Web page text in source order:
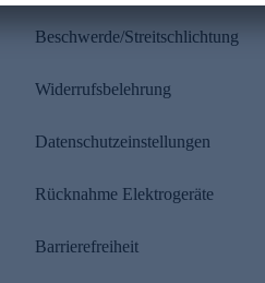
Beschwerde/Streitschlichtung
Widerrufsbelehrung
Datenschutzeinstellungen
Rücknahme Elektrogeräte
Barrierefreiheit